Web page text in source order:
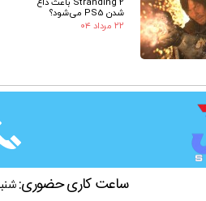
شدن PS5 می‌شود؟
۲۲ مرداد ۰۴
ساعت کاری حضوری: شنبه